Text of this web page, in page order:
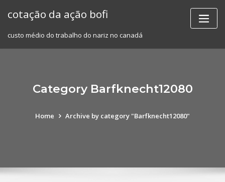
cotação da ação bofi
custo médio do trabalho do nariz no canadá
Category Barfknecht12080
Home Archive by category "Barfknecht12080"